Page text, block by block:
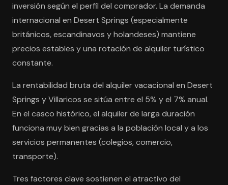
inversión según el perfil del comprador. La demanda
internacional en Desert Springs (especialmente
británicos, escandinavos y holandeses) mantiene
precios estables y una rotación de alquiler turístico
constante.
La rentabilidad bruta del alquiler vacacional en Desert
Springs y Villaricos se sitúa entre el 5% y el 7% anual.
En el casco histórico, el alquiler de larga duración
funciona muy bien gracias a la población local y a los
servicios permanentes (colegios, comercio,
transporte).
Tres factores clave sostienen el atractivo del